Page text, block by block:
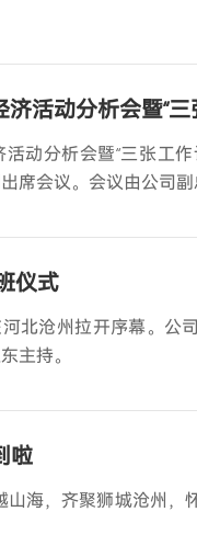
动分析会暨“三张工
席会议。会议由公司副
仪式
北沧州拉开序幕。公
主持。
啦
海，齐聚狮城沧州，